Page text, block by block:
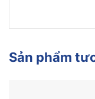
Sản phẩm